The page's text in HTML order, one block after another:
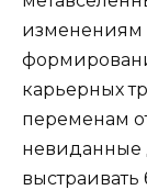
изменениям
карьерных
переменам
невиданные